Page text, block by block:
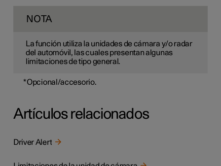
NOTA
La función utiliza la unidades de cámara y/o radar
del automóvil, las cuales presentan algunas
limitaciones de tipo general.
*Opcional/accesorio.
Artículos relacionados
Driver Alert